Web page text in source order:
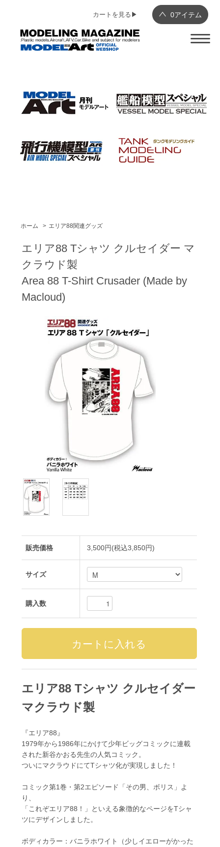
0アイテム
カートを見る▶︎
ホーム > エリア88関連グッズ
エリア88 Tシャツ クルセイダー マ
クラウド製
Area 88 T-Shirt Crusader (Made by
Macloud)
販売価格 3,500円(税込3,850円)
サイズ
購入数
エリア88 Tシャツ クルセイダー
マクラウド製
『エリア88』
1979年から1986年にかけて少年ビッグコミックに連載
された新谷かおる先生の人気コミック。
ついにマクラウドにてTシャツ化が実現しました！
コミック第1巻・第2エピソード「その男、ボリス」よ
り、
「これぞエリア88！」といえる象徴的なページをTシャ
ツにデザインしました。
ボディカラー：バニラホワイト（少しイエローがかった